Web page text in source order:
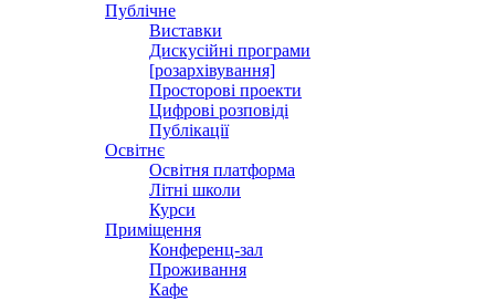
Публічне
Виставки
Дискусійні програми
[розархівування]
Просторові проекти
Цифрові розповіді
Публікації
Освітнє
Освітня платформа
Літні школи
Курси
Приміщення
Конференц-зал
Проживання
Кафе